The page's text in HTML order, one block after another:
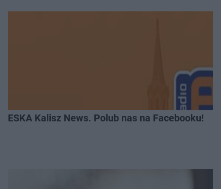
ESKA Kalisz News. Polub nas na Facebooku!